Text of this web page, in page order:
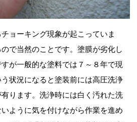
ョーキング現象が起こっていま
で当然のことです。塗膜が劣化し
が一般的な塗料では７～８年で現
状況になると塗装前には高圧洗浄
ります。洗浄時には白く汚れた洗
ように気を付けながら作業を進め